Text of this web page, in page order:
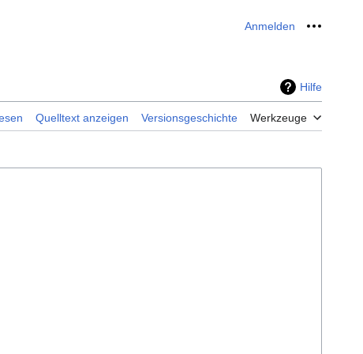
Anmelden Meine
Hilfe
Quelltext anzeigen Versionsgeschichte Werkzeuge